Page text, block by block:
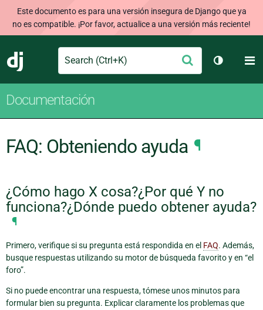
Este documento es para una versión insegura de Django que ya
no es compatible. ¡Por favor, actualice a una versión más reciente!
Django
Search Enviar
Cambiar
Documentación
FAQ: Obteniendo ayuda ¶
¿Cómo hago X cosa?¿Por qué Y no
funciona?¿Dónde puedo obtener ayuda?
¶
Primero, verifique si su pregunta está respondida en el FAQ. Además,
busque respuestas utilizando su motor de búsqueda favorito y en “el
foro”.
Si no puede encontrar una respuesta, tómese unos minutos para
formular bien su pregunta. Explicar claramente los problemas que